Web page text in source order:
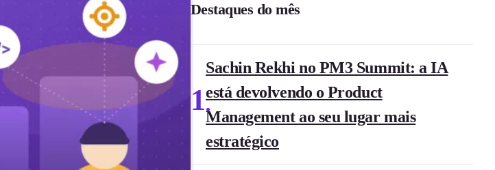
Destaques do mês
1
Sachin Rekhi no PM3 Summit: a IA
está devolvendo o Product
Management ao seu lugar mais
estratégico